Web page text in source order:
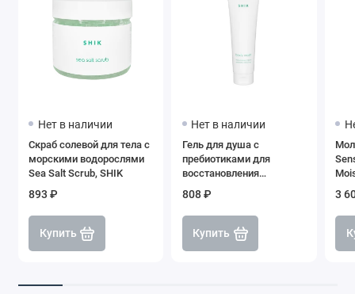
Нет в наличии
Скраб солевой для тела с
морскими водорослями
Sea Salt Scrub, SHIK
893 ₽
Купить
Нет в наличии
Гель для душа с
пребиотиками для
восстановления
микробиома кожи, SHIK
808 ₽
Купить
3